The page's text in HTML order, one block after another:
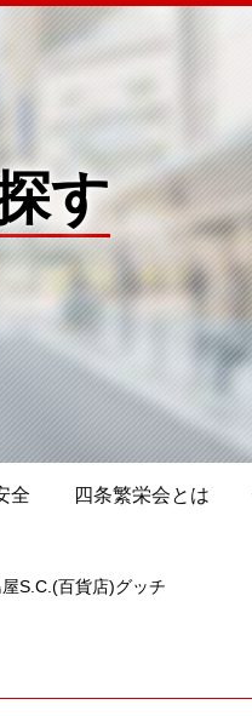
す
全 四条繁栄会とは
S.C.(百貨店)グッチ